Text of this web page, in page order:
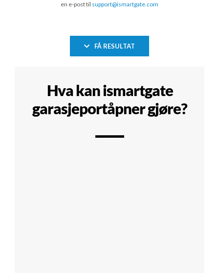
en e-post til support@ismartgate.com
FÅ RESULTAT
Hva kan ismartgate
garasjeportåpner gjøre?